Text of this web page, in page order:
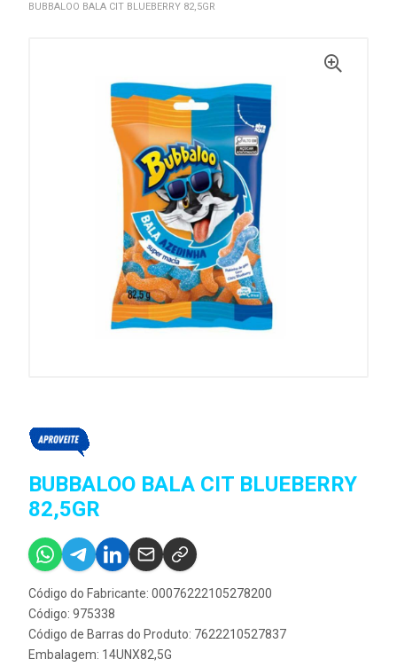
BUBBALOO BALA CIT BLUEBERRY 82,5GR
BUBBALOO BALA CIT BLUEBERRY
82,5GR
Código do Fabricante: 00076222105278200
Código: 975338
Código de Barras do Produto: 7622210527837
Embalagem: 14UNX82,5G